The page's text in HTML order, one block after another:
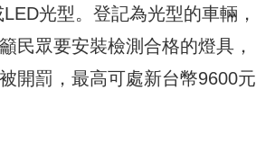
光型。登記為光型的車輛，
民眾要安裝檢測合格的燈具，
開罰，最高可處新台幣9600元